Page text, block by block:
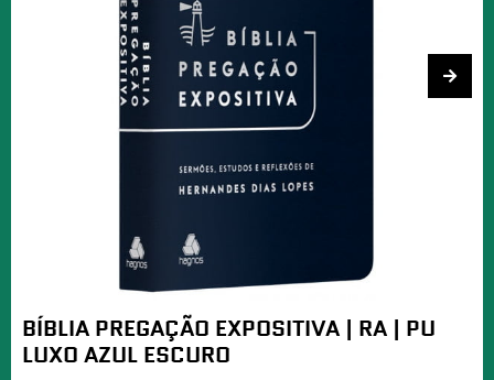
BÍBLIA PREGAÇÃO EXPOSITIVA | RA | PU
LUXO AZUL ESCURO